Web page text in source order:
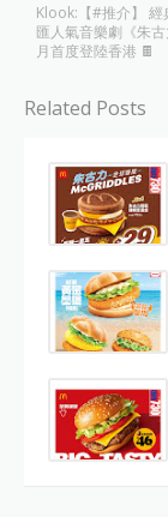
Klook:【#推介】 經
匯人氣音樂劇《朱
月首度登陸香港 🍫
Related Posts